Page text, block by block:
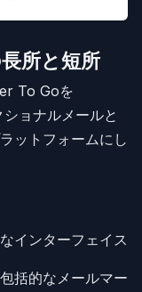
所と短所
To Goを
ョナルメールと
ットフォームにし
インターフェイス
括的なメールマー